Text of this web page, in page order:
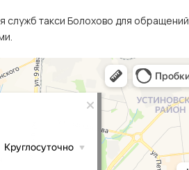
служб такси Болохово для обращений